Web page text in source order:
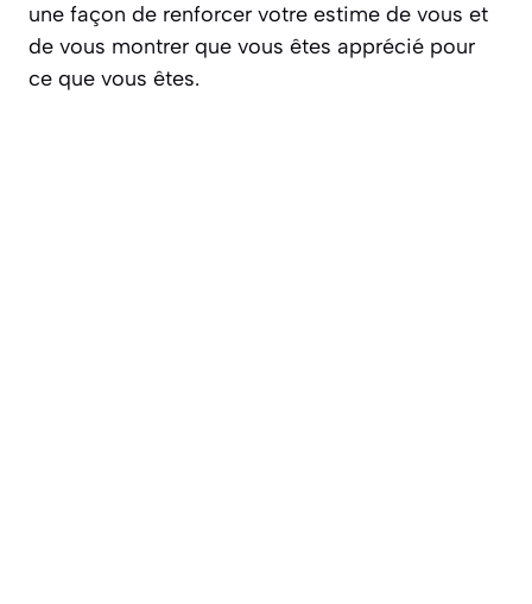
une façon de renforcer votre estime de vous et
de vous montrer que vous êtes apprécié pour
ce que vous êtes.